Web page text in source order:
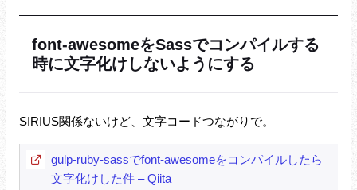
font-awesomeをSassでコンパイルする
時に文字化けしないようにする
SIRIUS関係ないけど、文字コードつながりで。
gulp-ruby-sassでfont-awesomeをコンパイルしたら
文字化けした件 – Qiita